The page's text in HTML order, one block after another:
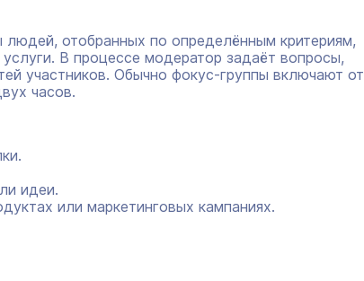
отобранных по определённым критериям,
В процессе модератор задаёт вопросы,
участников. Обычно фокус-группы включают от
часов.
идеи.
или маркетинговых кампаниях.